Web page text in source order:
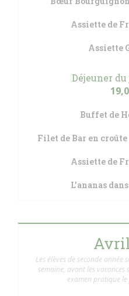
Assiette de
Assiette
Déjeuner
Buffet de
Filet de Bar en
Assiette de
L'ananas
Les élèves de seconde
semaine, avant les
examen pratique